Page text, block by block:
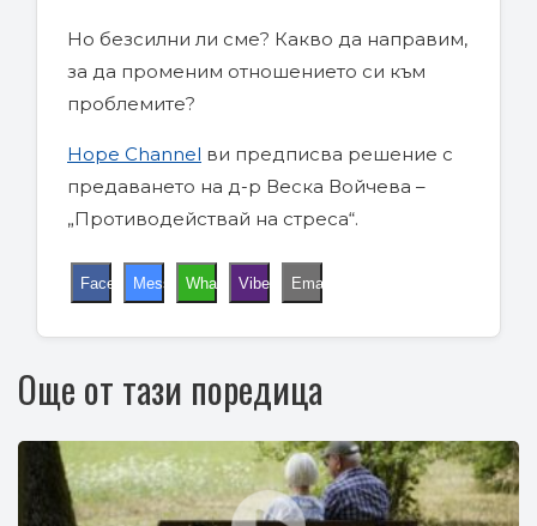
Но безсилни ли сме? Какво да направим,
за да променим отношението си към
проблемите?
Hope Channel ви предписва решение с
предаването на д-р Веска Войчева –
„Противодействай на стреса“.
FacebookMessengerWhatsApp
Viber Email
Още от тази поредица